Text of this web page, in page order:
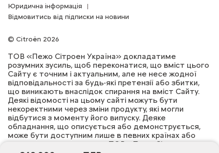
Citroën 2026
Юридична інформація
Відмовитись від підписки на новини
ТОВ «Пежо Сітроен Україна» докладатиме
розумних зусиль, щоб переконатися, що вміст цього
Сайту є точним і актуальним, але не несе жодної
відповідальності за будь-які претензії або збитки,
що виникають внаслідок спирання на вміст Сайту.
Деякі відомості на цьому сайті можуть бути
некоректними через зміни продукту, які могли
відбутися з моменту його випуску. Деяке
обладнання, що описується або демонструється,
може бути доступним лише в певних країнах або
лише за додаткову плату. ТОВ «Пежо Сітроен